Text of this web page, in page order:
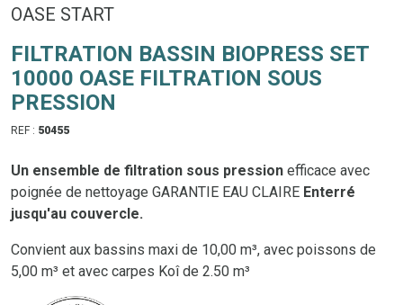
OASE START
FILTRATION BASSIN BIOPRESS SET
10000 OASE FILTRATION SOUS
PRESSION
REF : 50455
Un ensemble de filtration sous pression efficace avec
poignée de nettoyage GARANTIE EAU CLAIRE Enterré
jusqu'au couvercle.
Convient aux bassins maxi de 10,00 m³, avec poissons de
5,00 m³ et avec carpes Koî de 2.50 m³